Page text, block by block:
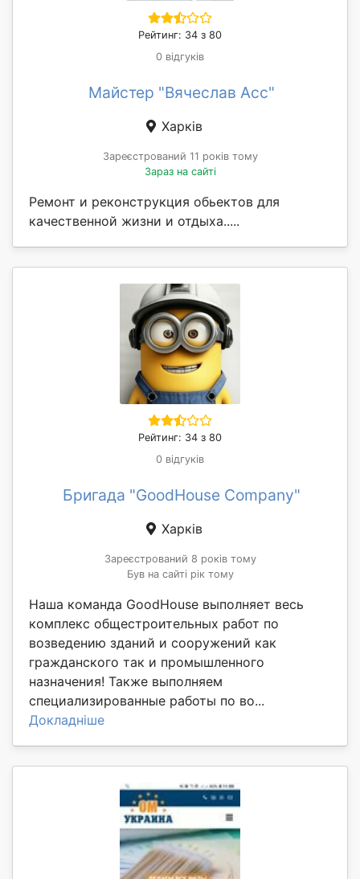
Рейтинг: 34 з 80
0 відгуків
Майстер "Вячеслав Асс"
Харків
Зареєстрований 11 років тому
Зараз на сайті
Ремонт и реконструкция обьектов для
качественной жизни и отдыха.....
Рейтинг: 34 з 80
0 відгуків
Бригада "GoodHouse Company"
Харків
Зареєстрований 8 років тому
Був на сайті рік тому
Наша команда GoodHouse выполняет весь
комплекс общестроительных работ по
возведению зданий и сооружений как
гражданского так и промышленного
назначения! Также выполняем
специализированные работы по во...
Докладніше